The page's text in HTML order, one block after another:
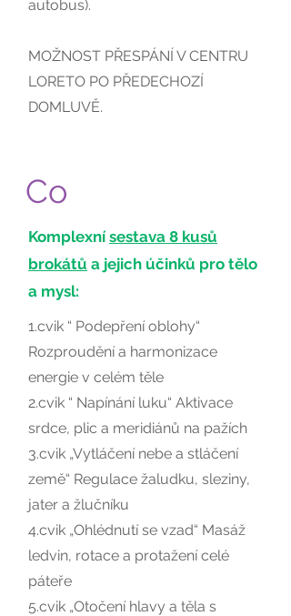
autobus).
MOŽNOST PŘESPÁNÍ V CENTRU
LORETO PO PŘEDECHOZÍ
DOMLUVĚ.
Co
Komplexnísestava 8 kusů
brokátů a jejich účinků pro tělo
a mysl:
​1.cvik “ Podepření oblohy“
Rozproudění a harmonizace
energie v celém těle
2.cvik “ Napínání luku“ Aktivace
srdce, plic a meridiánů na pažích
3.cvik „Vytláčení nebe a stláčení
země“ Regulace žaludku, sleziny,
jater a žlučníku
4.cvik „Ohlédnutí se vzad“ Masáž
ledvin, rotace a protažení celé
páteře
5.cvik „Otočení hlavy a těla s